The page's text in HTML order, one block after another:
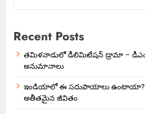
Recent Posts
తమిళనాడులో డీలిమిటేషన్ డ్రామా –
అనుమానాలు
ఇండియాలో‌ ఈ సదుపాయాలు ఉంటాయా? –
అతీతమైన జీవితం